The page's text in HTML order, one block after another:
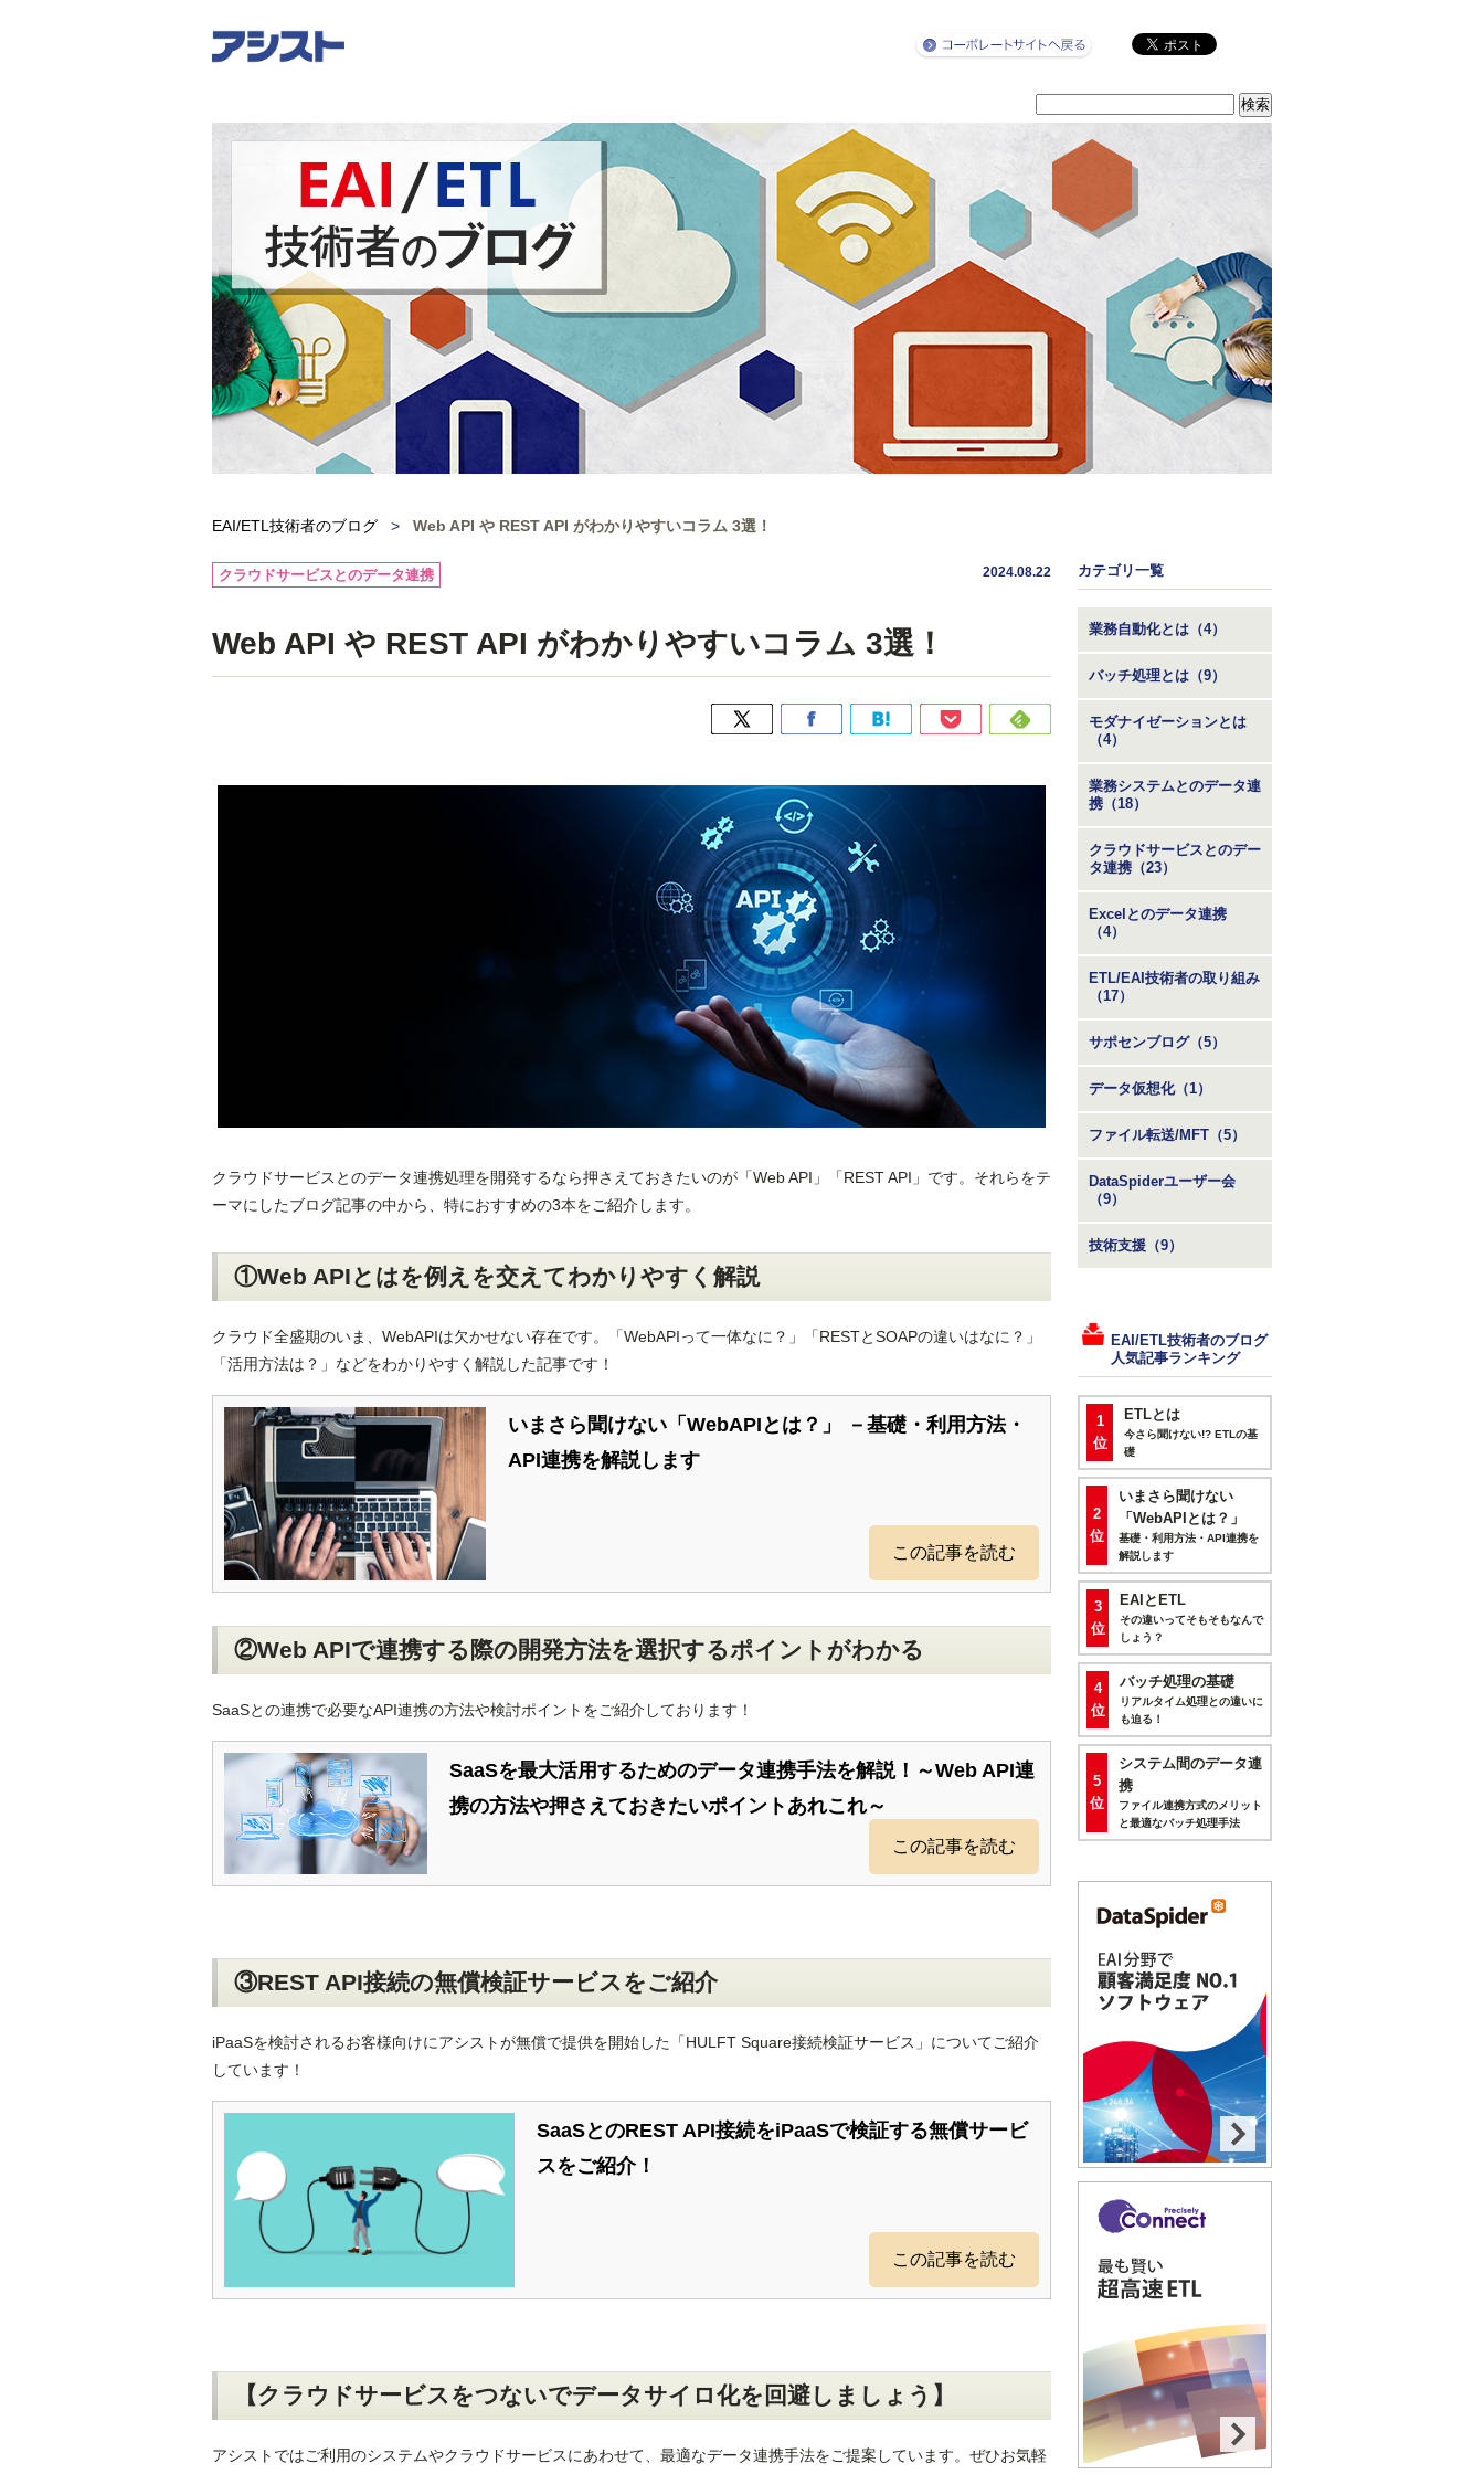
EAI/ETL技術者のブログ > Web API や REST API がわかりやすいコラム 3選！
クラウドサービスとのデータ連携 2024.08.22
Web API や REST API がわかりやすいコラム 3選！
クラウドサービスとのデータ連携処理を開発するなら押さえておきたいのが「Web API」「REST API」です。それらをテ
ーマにしたブログ記事の中から、特におすすめの3本をご紹介します。
①Web APIとはを例えを交えてわかりやすく解説
クラウド全盛期のいま、WebAPIは欠かせない存在です。「WebAPIって一体なに？」「RESTとSOAPの違いはなに？」
「活用方法は？」などをわかりやすく解説した記事です！
いまさら聞けない「WebAPIとは？」 －基礎・利用方法・
API連携を解説します
この記事を読む
②Web APIで連携する際の開発方法を選択するポイントがわかる
SaaSとの連携で必要なAPI連携の方法や検討ポイントをご紹介しております！
SaaSを最大活用するためのデータ連携手法を解説！～Web API連
携の方法や押さえておきたいポイントあれこれ～
この記事を読む
③REST API接続の無償検証サービスをご紹介
iPaaSを検討されるお客様向けにアシストが無償で提供を開始した「HULFT Square接続検証サービス」についてご紹介
しています！
SaaSとのREST API接続をiPaaSで検証する無償サービ
スをご紹介！
この記事を読む
【クラウドサービスをつないでデータサイロ化を回避しましょう】
アシストではご利用のシステムやクラウドサービスにあわせて、最適なデータ連携手法をご提案しています。ぜひお気軽
カテゴリ一覧
業務自動化とは（4）
バッチ処理とは（9）
モダナイゼーションとは
（4）
業務システムとのデータ連
携（18）
クラウドサービスとのデー
タ連携（23）
Excelとのデータ連携
（4）
ETL/EAI技術者の取り組み
（17）
サポセンブログ（5）
データ仮想化（1）
ファイル転送/MFT（5）
DataSpiderユーザー会
（9）
技術支援（9）
EAI/ETL技術者のブログ
人気記事ランキング
1
位
ETLとは
今さら聞けない!? ETLの基
礎
2
位
いまさら聞けない
「WebAPIとは？」
基礎・利用方法・API連携を
解説します
3
位
EAIとETL
その違いってそもそもなんで
しょう？
4
位
バッチ処理の基礎
リアルタイム処理との違いに
も迫る！
5
位
システム間のデータ連
携
ファイル連携方式のメリット
と最適なバッチ処理手法